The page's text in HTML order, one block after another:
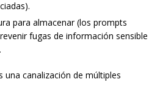
para almacenar (los prompts
fugas de información sensible
una canalización de múltiples